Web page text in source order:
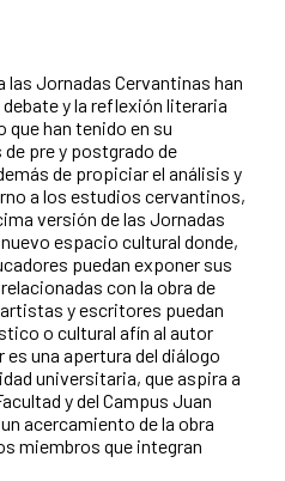
las Jornadas Cervantinas han
y la reflexión literaria
han tenido en su
pre y postgrado de
de propiciar el análisis y
a los estudios cervantinos,
versión de las Jornadas
espacio cultural donde,
puedan exponer sus
con la obra de
y escritores puedan
o cultural afín al autor
es una apertura del diálogo
universitaria, que aspira a
y del Campus Juan
acercamiento de la obra
miembros que integran